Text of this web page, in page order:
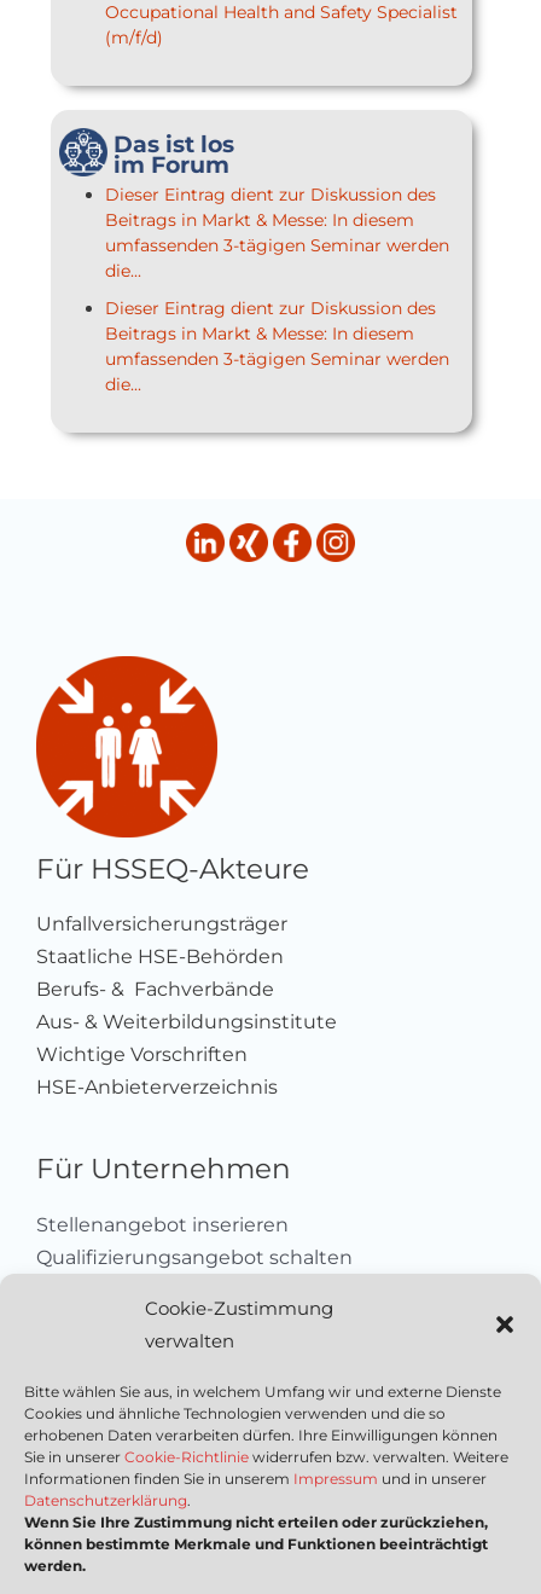
Cookie-Zustimmung
verwalten
Bitte wählen Sie aus, in welchem Umfang wir und externe Dienste
Cookies und ähnliche Technologien verwenden und die so
erhobenen Daten verarbeiten dürfen. Ihre Einwilligungen können
Sie in unserer Cookie-Richtlinie widerrufen bzw. verwalten. Weitere
Informationen finden Sie in unserem Impressum und in unserer
Datenschutzerklärung.
Wenn Sie Ihre Zustimmung nicht erteilen oder zurückziehen,
können bestimmte Merkmale und Funktionen beeinträchtigt
werden.
Occupational Health and Safety Specialist
(m/f/d)
Das ist los
im Forum
Dieser Eintrag dient zur Diskussion des
Beitrags in Markt & Messe: In diesem
umfassenden 3-tägigen Seminar werden
die...
Dieser Eintrag dient zur Diskussion des
Beitrags in Markt & Messe: In diesem
umfassenden 3-tägigen Seminar werden
die...
Für HSSEQ-Akteure
Unfallversicherungsträger
Staatliche HSE-Behörden
Berufs- & Fachverbände
Aus- & Weiterbildungsinstitute
Wichtige Vorschriften
HSE-Anbieterverzeichnis
Für Unternehmen
Stellenangebot inserieren
Qualifizierungsangebot schalten
Wichtige Links
Mediadaten
Impressum